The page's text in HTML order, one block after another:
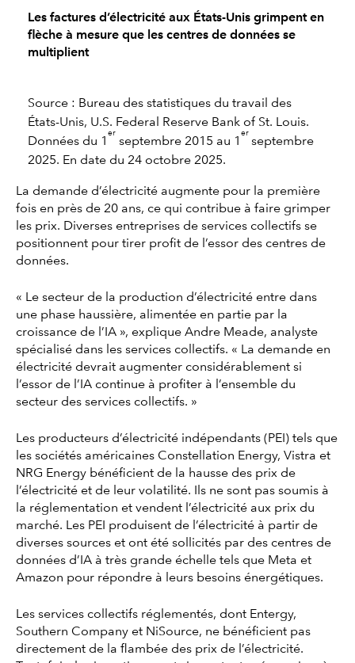
Les factures d’électricité aux États-Unis grimpent en
flèche à mesure que les centres de données se
multiplient
Source : Bureau des statistiques du travail des
États-Unis, U.S. Federal Reserve Bank of St. Louis.
Données du 1
er
septembre 2015 au 1
er
septembre
2025. En date du 24 octobre 2025.
La demande d’électricité augmente pour la première
fois en près de 20 ans, ce qui contribue à faire grimper
les prix. Diverses entreprises de services collectifs se
positionnent pour tirer profit de l’essor des centres de
données.
« Le secteur de la production d’électricité entre dans
une phase haussière, alimentée en partie par la
croissance de l’IA », explique Andre Meade, analyste
spécialisé dans les services collectifs. « La demande en
électricité devrait augmenter considérablement si
l’essor de l’IA continue à profiter à l’ensemble du
secteur des services collectifs. »
Les producteurs d’électricité indépendants (PEI) tels que
les sociétés américaines Constellation Energy, Vistra et
NRG Energy bénéficient de la hausse des prix de
l’électricité et de leur volatilité. Ils ne sont pas soumis à
la réglementation et vendent l’électricité aux prix du
marché. Les PEI produisent de l’électricité à partir de
diverses sources et ont été sollicités par des centres de
données d’IA à très grande échelle tels que Meta et
Amazon pour répondre à leurs besoins énergétiques.
Les services collectifs réglementés, dont Entergy,
Southern Company et NiSource, ne bénéficient pas
directement de la flambée des prix de l’électricité.